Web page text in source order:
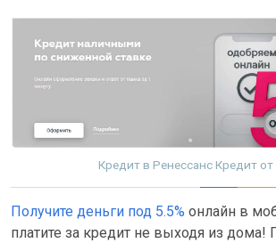
Кредит в Ренессанс Кредит от
Получите деньги под 5.5% онлайн в
платите за кредит не выходя из